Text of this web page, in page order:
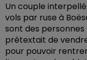
Un couple
vols par ruse à
sont des personnes
prétextait de
pour pouvoir